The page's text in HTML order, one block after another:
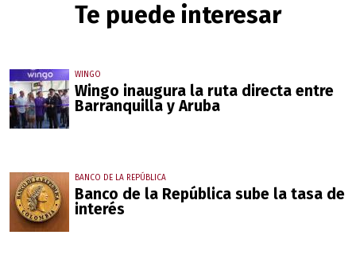
Te puede interesar
WINGO
Wingo inaugura la ruta directa entre
Barranquilla y Aruba
BANCO DE LA REPÚBLICA
Banco de la República sube la tasa de
interés